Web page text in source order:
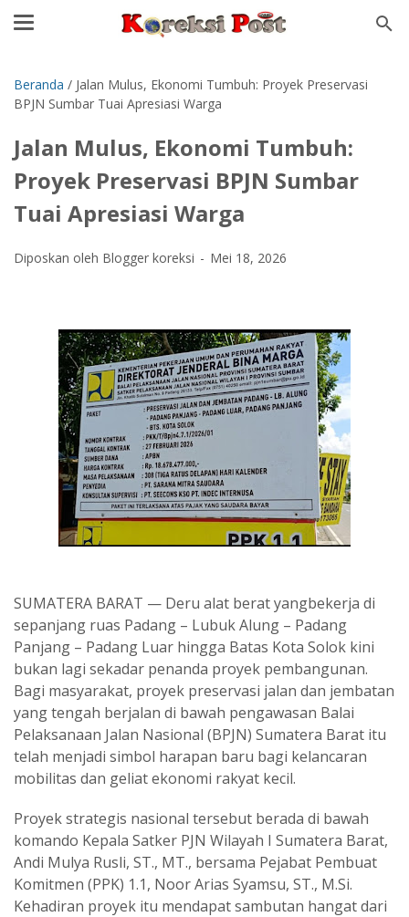
Beranda / Jalan Mulus, Ekonomi Tumbuh: Proyek Preservasi
BPJN Sumbar Tuai Apresiasi Warga
Jalan Mulus, Ekonomi Tumbuh:
Proyek Preservasi BPJN Sumbar
Tuai Apresiasi Warga
Diposkan oleh Blogger koreksi Mei 18, 2026
SUMATERA BARAT — Deru alat berat yangbekerja di
sepanjang ruas Padang – Lubuk Alung – Padang
Panjang – Padang Luar hingga Batas Kota Solok kini
bukan lagi sekadar penanda proyek pembangunan.
Bagi masyarakat, proyek preservasi jalan dan jembatan
yang tengah berjalan di bawah pengawasan Balai
Pelaksanaan Jalan Nasional (BPJN) Sumatera Barat itu
telah menjadi simbol harapan baru bagi kelancaran
mobilitas dan geliat ekonomi rakyat kecil.
Proyek strategis nasional tersebut berada di bawah
komando Kepala Satker PJN Wilayah I Sumatera Barat,
Andi Mulya Rusli, ST., MT., bersama Pejabat Pembuat
Komitmen (PPK) 1.1, Noor Arias Syamsu, ST., M.Si.
Kehadiran proyek itu mendapat sambutan hangat dari